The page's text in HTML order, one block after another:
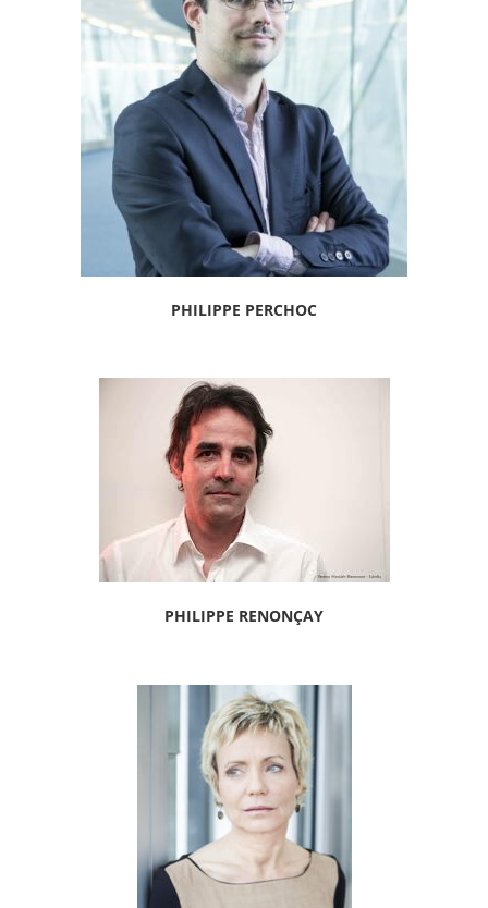
PHILIPPE PERCHOC
PHILIPPE RENONÇAY